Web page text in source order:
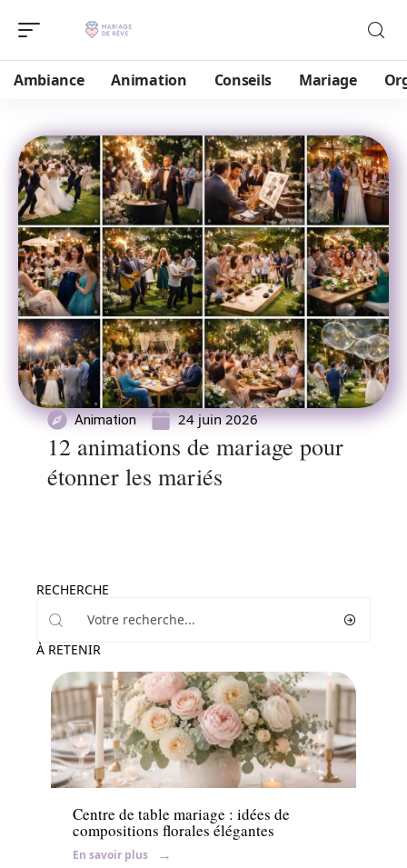
Ambiance Animation Conseils Mariage
Animation 24 juin 2026
12 animations de mariage pour
étonner les mariés
RECHERCHE
À RETENIR
Ambiance
Centre de table mariage : idées de
compositions florales élégantes
En savoir plus